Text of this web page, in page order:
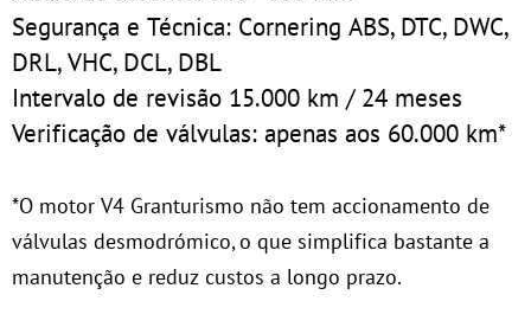
Segurança e Técnica: Cornering ABS, DTC, DWC,
DRL, VHC, DCL, DBL
Intervalo de revisão 15.000 km / 24 meses
Verificação de válvulas: apenas aos 60.000 km*
*O motor V4 Granturismo não tem accionamento de
válvulas desmodrómico, o que simplifica bastante a
manutenção e reduz custos a longo prazo.